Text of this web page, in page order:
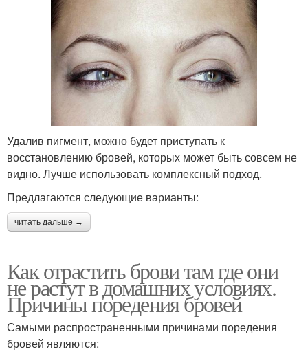
Удалив пигмент, можно будет приступать к
восстановлению бровей, которых может быть совсем не
видно. Лучше использовать комплексный подход.
Предлагаются следующие варианты:
читать дальше →
Как отрастить брови там где они
не растут в домашних условиях.
Причины поредения бровей
Самыми распространенными причинами поредения
бровей являются: